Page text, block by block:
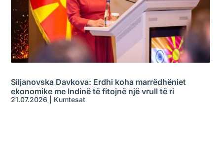
Siljanovska Davkova: Erdhi koha marrëdhëniet
ekonomike me Indinë të fitojnë një vrull të ri
21.07.2026 Kumtesat